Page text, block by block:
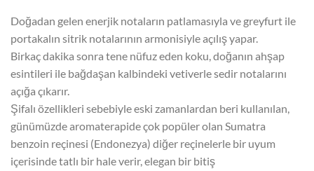
Doğadan gelen enerjik notaların patlamasıyla ve greyfurt ile
portakalın sitrik notalarının armonisiyle açılış yapar.
Birkaç dakika sonra tene nüfuz eden koku, doğanın ahşap
esintileri ile bağdaşan kalbindeki vetiverle sedir notalarını
açığa çıkarır.
Şifalı özellikleri sebebiyle eski zamanlardan beri kullanılan,
günümüzde aromaterapide çok popüler olan Sumatra
benzoin reçinesi (Endonezya) diğer reçinelerle bir uyum
içerisinde tatlı bir hale verir, elegan bir bitiş